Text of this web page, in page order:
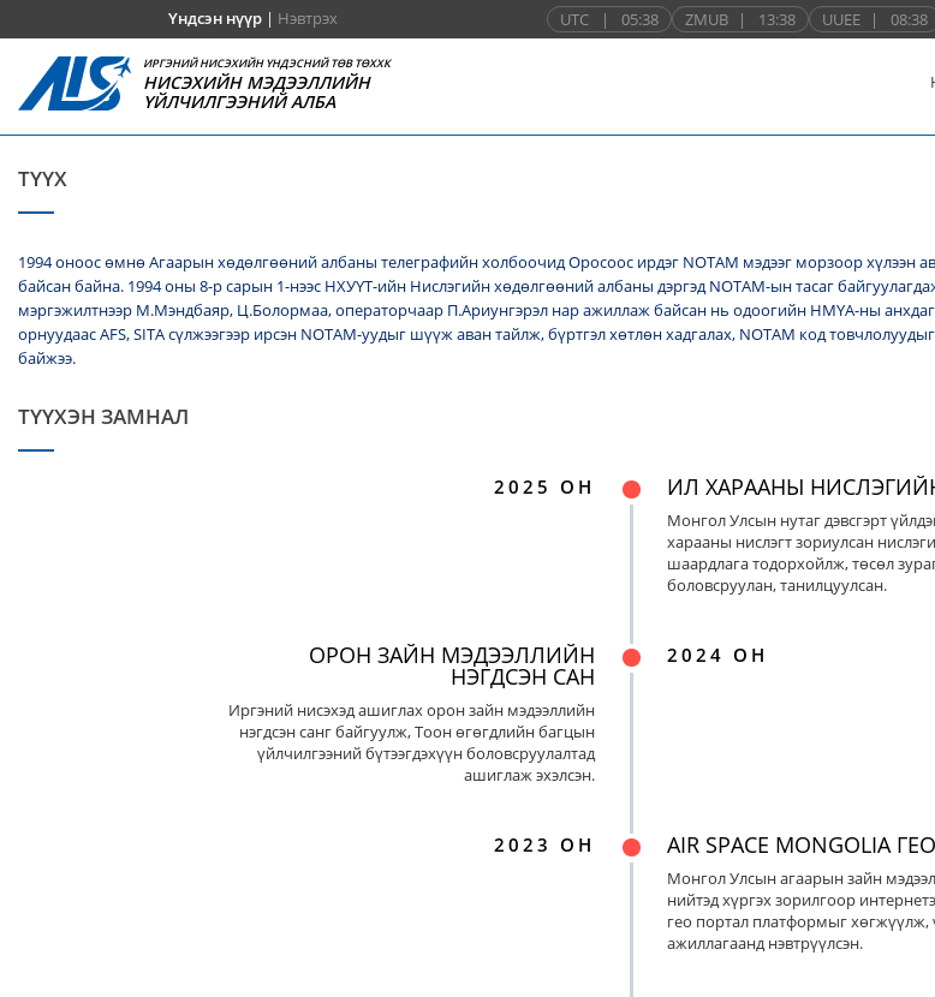
Үндсэн нүүр| Нэвтрэх UTC | 05:38 ZMUB | 13:38 UUEE | 08:38
ИРГЭНИЙ НИСЭХИЙН ҮНДЭСНИЙ ТӨВ ТӨХХК
НИСЭХИЙН МЭДЭЭЛЛИЙН
ҮЙЛЧИЛГЭЭНИЙ АЛБА
ТҮҮХ
1994 оноос өмнө Агаарын хөдөлгөөний албаны телеграфийн холбоочид Оросоос ирдэг NОТАМ мэдээг морзоор хүлээн
байсан байна. 1994 оны 8-р сарын 1-нээс НХУҮТ-ийн Нислэгийн хөдөлгөөний албаны дэргэд NОТАМ-ын тасаг
мэргэжилтнээр М.Мэндбаяр, Ц.Болормаа, операторчаар П.Ариунгэрэл нар ажиллаж байсан нь одоогийн НМҮА-ны
орнуудаас AFS, SITA сүлжээгээр ирсэн NОТАМ-уудыг шүүж аван тайлж, бүртгэл хөтлөн хадгалах, NОТАМ код
байжээ.
ТҮҮХЭН ЗАМНАЛ
2025 ОН ИЛ ХАРААНЫ
Монгол Улсын нутаг дэвсгэрт
харааны нислэгт зориулсан
шаардлага тодорхойлж, төсөл
боловсруулан, танилцуулсан.
2024 ОН
ОРОН ЗАЙН МЭДЭЭЛЛИЙН
НЭГДСЭН САН
Иргэний нисэхэд ашиглах орон зайн мэдээллийн
нэгдсэн санг байгуулж, Тоон өгөгдлийн багцын
үйлчилгээний бүтээгдэхүүн боловсруулалтад
ашиглаж эхэлсэн.
2023 ОН AIR SPACE MONGOLIA
Монгол Улсын агаарын зайн
нийтэд хүргэх зорилгоор
гео портал платформыг хөгжүүлж,
ажиллагаанд нэвтрүүлсэн.